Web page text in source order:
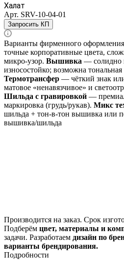
Халат
Арт. SRV-10-04-01
Запросить КП
Варианты фирменного
точные корпоративные цвета,
микро‑узор. Вышивка — солидно
износостойко; возможна
Термотрансфер — чёткий знак
матовое «ненавязчивое» и
Шильда с гравировкой —
маркировка (грудь/рукав). Микс
шильда + тон‑в‑тон вышивка или
вышивка/шильда
Производится на заказ. Срок
Подберём цвет, материалы и
задачи. Разработаем дизайн по
варианты брендирования.
Подробности